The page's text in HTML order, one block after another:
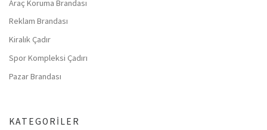
Araç Koruma Brandası
Reklam Brandası
Kiralık Çadır
Spor Kompleksi Çadırı
Pazar Brandası
KATEGORILER